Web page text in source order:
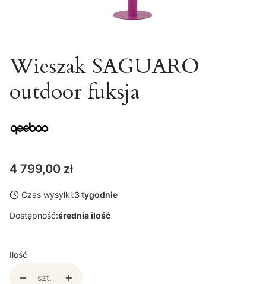
Wieszak SAGUARO
outdoor fuksja
Cena
4 799,00 zł
Czas wysyłki:3 tygodnie
Dostępność:średnia ilość
Ilość
szt.